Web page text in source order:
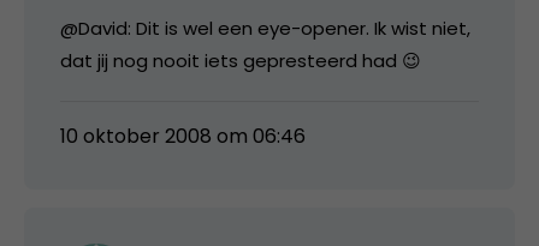
@David: Dit is wel een eye-opener. Ik wist niet,
dat jij nog nooit iets gepresteerd had 😉
10 oktober 2008 om 06:46